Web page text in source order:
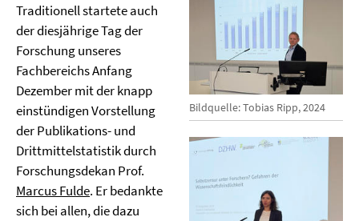
Bildquelle: Tobias Ripp, 2024
Traditionell startete auch
der diesjährige Tag der
Forschung unseres
Fachbereichs Anfang
Dezember mit der knapp
einstündigen Vorstellung
der Publikations- und
Drittmittelstatistik durch
Forschungsdekan Prof.
Marcus Fulde. Er bedankte
sich bei allen, die dazu